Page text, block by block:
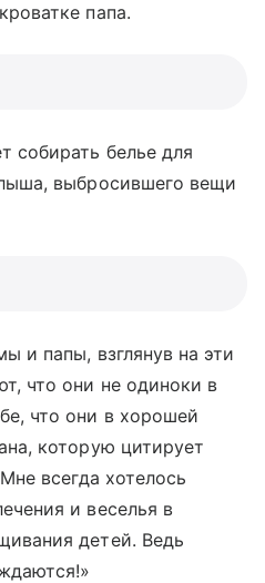
папа.
собирать белье для
выбросившего вещи
и папы, взглянув на эти
что они не одиноки в
что они в хорошей
которую цитирует
всегда хотелось
и веселья в
детей. Ведь